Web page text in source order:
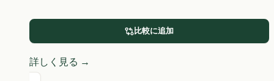
比較に追加
詳しく見る →